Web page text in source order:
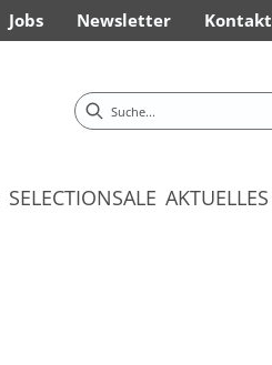
Jobs Newsletter Kontakt
SELECTIONSALE AKTUELLES